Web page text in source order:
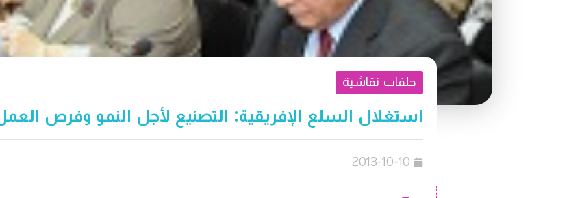
حلقات نقاشية
استغلال السلع الإفريقية: التصنيع لأجل النمو وفرص
2013-10-10